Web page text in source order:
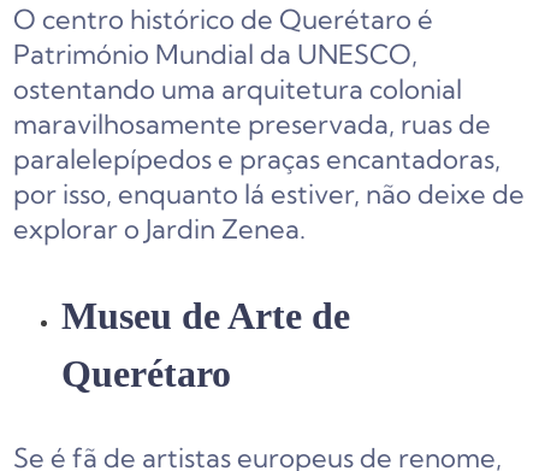
O centro histórico de Querétaro é
Património Mundial da UNESCO,
ostentando uma arquitetura colonial
maravilhosamente preservada, ruas de
paralelepípedos e praças encantadoras,
por isso, enquanto lá estiver, não deixe de
explorar o Jardin Zenea.
Museu de Arte de
Querétaro
Se é fã de artistas europeus de renome,